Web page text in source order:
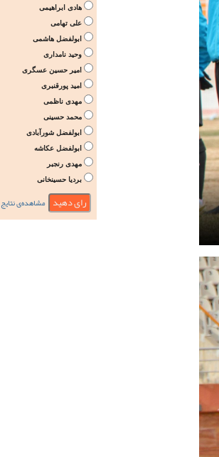
هادی ابراهیمی
علی تهامی
ابولفضل هاشمی
وحید نامداری
امیر حسین عسگری
امید پورقنبری
مهدی ناظمی
محمد حسینی
ابولفضل شورآبادی
ابولفضل عکاشه
مهدی رنجبر
بردیا حسینخانی
مشاهده‌ی نتایج